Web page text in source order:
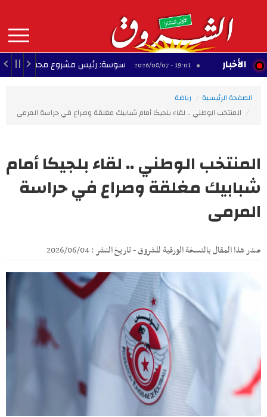
contenu
principal
MAIN
NAVIGATION الأخبار سوسة: رئيس مشروع محطة تحلية مياه
الصفحة الرئيسية
رياضة
المنتخب الوطني .. لقاء بلجيكا أمام شبابيك مغلقة وصراع في حراسة المرمى
المنتخب الوطني .. لقاء بلجيكا أمام
شبابيك مغلقة وصراع في حراسة
المرمى
صدر هذا المقال بالنسخة الورقية للشروق - تاريخ النشر : 2026/06/04